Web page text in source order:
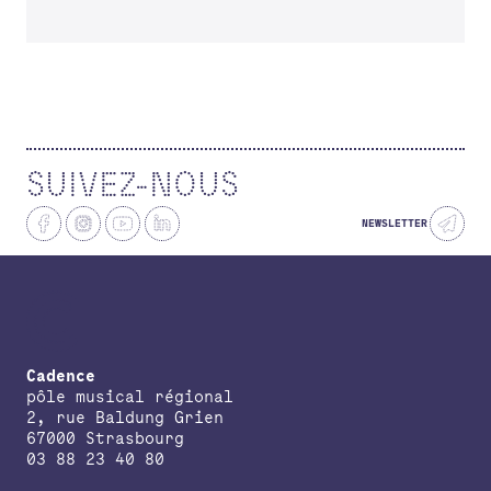
SUIVEZ-NOUS
NEWSLETTER
Cadence
pôle musical régional
2, rue Baldung Grien
67000 Strasbourg
03 88 23 40 80